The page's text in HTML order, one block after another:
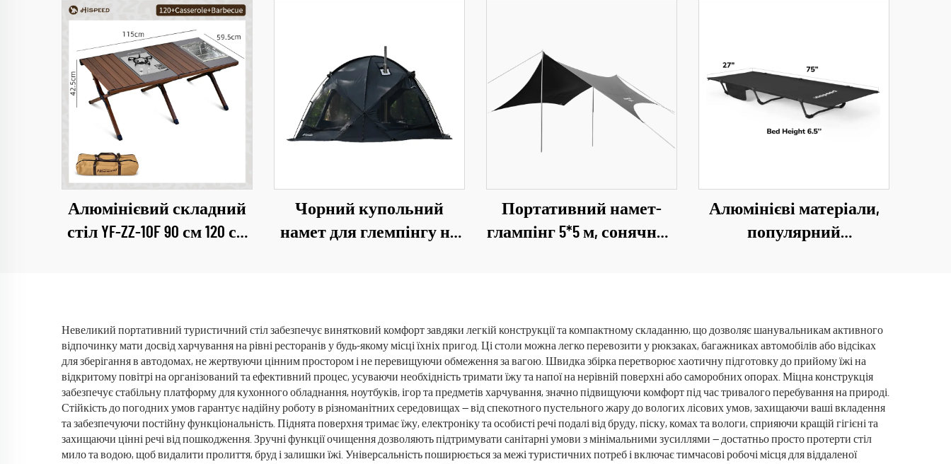
Алюмінієвий складний
стіл YF-ZZ-10F 90 см 120 см
Чорний купольний
намет для глемпінгу на
Портативний намет-
глампінг 5*5 м, сонячний
Алюмінієві матеріали,
популярний
оксфордської тканини
300d для дорослих
Невеликий портативний туристичний стіл забезпечує винятковий комфорт завдяки легкій конструкції та компактному складанню, що дозволяє шанувальникам активного
відпочинку мати досвід харчування на рівні ресторанів у будь-якому місці їхніх пригод. Ці столи можна легко перевозити у рюкзаках, багажниках автомобілів або відсіках
для зберігання в автодомах, не жертвуючи цінним простором і не перевищуючи обмеження за вагою. Швидка збірка перетворює хаотичну підготовку до прийому їжі на
відкритому повітрі на організований та ефективний процес, усуваючи необхідність тримати їжу та напої на нерівній поверхні або саморобних опорах. Міцна конструкція
забезпечує стабільну платформу для кухонного обладнання, ноутбуків, ігор та предметів харчування, значно підвищуючи комфорт під час тривалого перебування на природі.
Стійкість до погодних умов гарантує надійну роботу в різноманітних середовищах — від спекотного пустельного жару до вологих лісових умов, захищаючи ваші вкладення
та забезпечуючи постійну функціональність. Піднята поверхня тримає їжу, електроніку та особисті речі подалі від бруду, піску, комах та вологи, сприяючи кращій гігієні та
захищаючи цінні речі від пошкодження. Зручні функції очищення дозволяють підтримувати санітарні умови з мінімальними зусиллями — достатньо просто протерти стіл
мило та водою, щоб видалити пролиття, бруд і залишки їжі. Універсальність поширюється за межі туристичних потреб і включає тимчасові робочі місця для віддаленої